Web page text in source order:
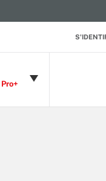
Pro+